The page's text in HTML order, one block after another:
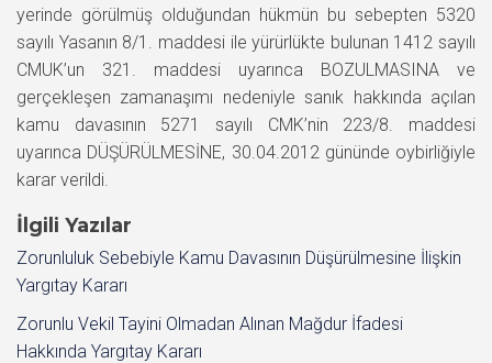
yerinde görülmüş olduğundan hükmün bu sebepten 5320
sayılı Yasanın 8/1. maddesi ile yürürlükte bulunan 1412 sayılı
CMUK’un 321. maddesi uyarınca BOZULMASINA ve
gerçekleşen zamanaşımı nedeniyle sanık hakkında açılan
kamu davasının 5271 sayılı CMK’nin 223/8. maddesi
uyarınca DÜŞÜRÜLMESİNE, 30.04.2012 gününde oybirliğiyle
karar verildi.
İlgili Yazılar
Zorunluluk Sebebiyle Kamu Davasının Düşürülmesine İlişkin
Yargıtay Kararı
Zorunlu Vekil Tayini Olmadan Alınan Mağdur İfadesi
Hakkında Yargıtay Kararı